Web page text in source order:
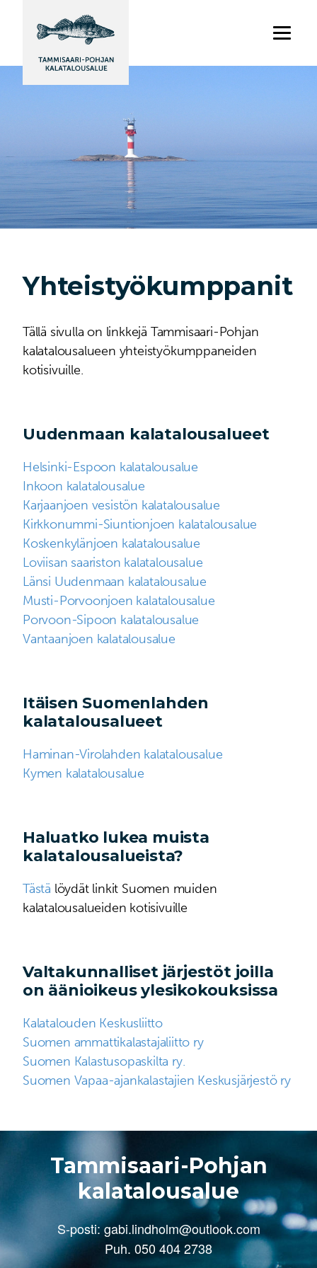
Yhteistyökumppanit
Tällä sivulla on linkkejä Tammisaari-Pohjan
kalatalousalueen yhteistyökumppaneiden
kotisivuille.
Uudenmaan kalatalousalueet
Helsinki-Espoon kalatalousalue
Inkoon kalatalousalue
Karjaanjoen vesistön kalatalousalue
Kirkkonummi-Siuntionjoen kalatalousalue
Koskenkylänjoen kalatalousalue
Loviisan saariston kalatalousalue
Länsi Uudenmaan kalatalousalue
Musti-Porvoonjoen kalatalousalue
Porvoon-Sipoon kalatalousalue
Vantaanjoen kalatalousalue
Itäisen Suomenlahden
kalatalousalueet
Haminan-Virolahden kalatalousalue
Kymen kalatalousalue
Haluatko lukea muista
kalatalousalueista?
Tästä löydät linkit Suomen muiden
kalatalousalueiden kotisivuille
Valtakunnalliset järjestöt joilla
on äänioikeus ylesikokouksissa
Kalatalouden Keskusliitto
Suomen ammattikalastajaliitto ry
Suomen Kalastusopaskilta ry.
Suomen Vapaa-ajankalastajien Keskusjärjestö ry
Tammisaari-Pohjan
kalatalousalue
S-posti:gabi.lindholm@outlook.com
Puh. 050 404 2738